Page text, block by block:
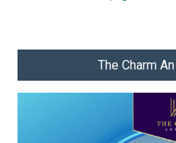
The Charm